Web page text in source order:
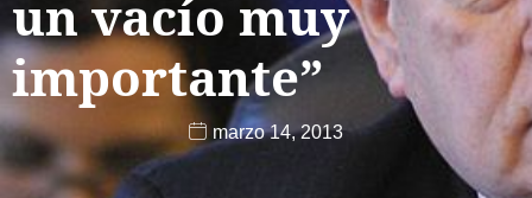
un vacío muy
importante”
marzo 14, 2013